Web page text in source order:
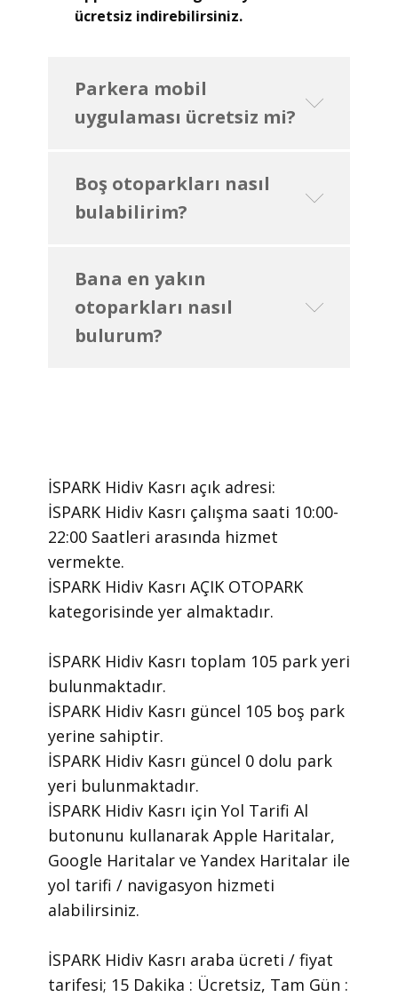
ücretsiz indirebilirsiniz.
Parkera mobil
uygulaması ücretsiz mi?
Boş otoparkları nasıl
bulabilirim?
Bana en yakın
otoparkları nasıl
bulurum?
İSPARK Hidiv Kasrı ​açık adresi:
İSPARK Hidiv Kasrı ​çalışma saati 10:00-
22:00 Saatleri arasında ​hizmet
vermekte.
​İSPARK Hidiv Kasrı AÇIK OTOPARK
kategorisinde yer almaktadır.
İSPARK Hidiv Kasrı toplam 105 park yeri
bulunmaktadır.
İSPARK Hidiv Kasrı güncel 105 boş park
yerine sahiptir.
İSPARK Hidiv Kasrı güncel 0 dolu park
yeri bulunmaktadır.
İSPARK Hidiv Kasrı için Yol Tarifi Al
butonunu kullanarak Apple Haritalar,
Google Haritalar ve Yandex Haritalar ile
yol tarifi / navigasyon hizmeti
alabilirsiniz.
İSPARK Hidiv Kasrı araba ücreti / fiyat
tarifesi; 15 Dakika : Ücretsiz, Tam Gün :